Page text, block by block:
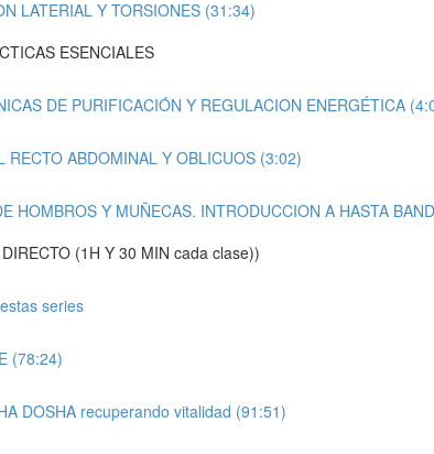
LATERIAL Y TORSIONES (31:34)
ESENCIALES
DE PURIFICACIÓN Y REGULACION ENERGÉTICA
RECTO ABDOMINAL Y OBLICUOS (3:02)
HOMBROS Y MUÑECAS. INTRODUCCION A HASTA
(1H Y 30 MIN cada clase))
series
(78:24)
DOSHA recuperando vitalidad (91:51)